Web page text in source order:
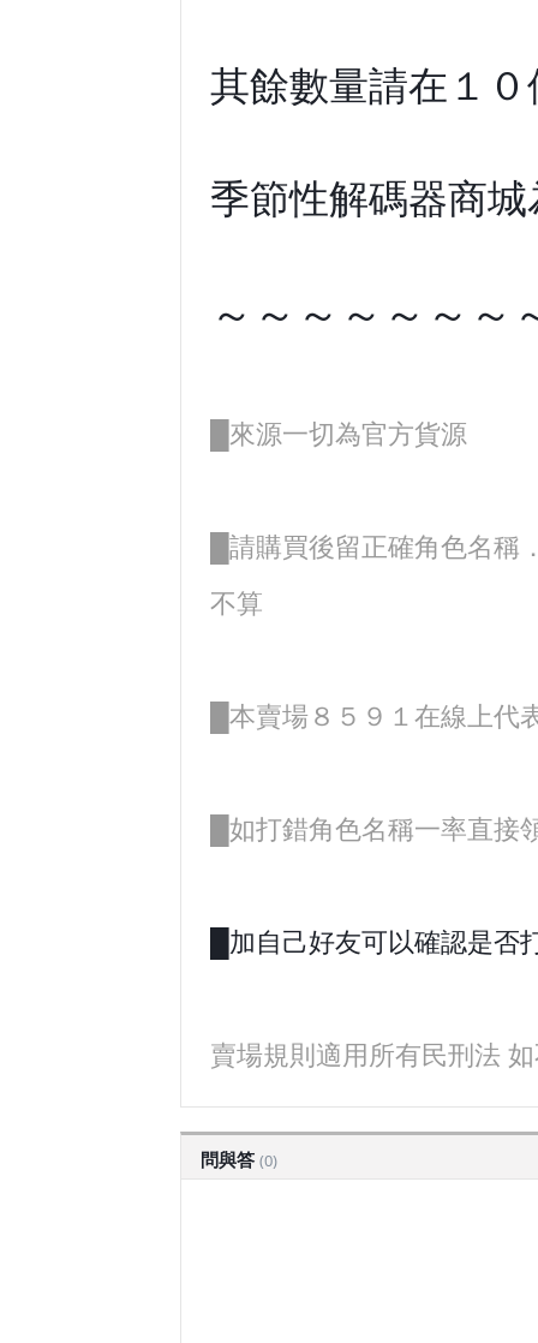
其餘數量請在１
季節性解碼器商
～～～～～～～
█來源一切為官方貨源
█請購買後留正確角色名
不算
█本賣場８５９１在線上
█如打錯角色名稱一率直
█加自己好友可以確認是
賣場規則適用所有民刑法
問與答 (0)